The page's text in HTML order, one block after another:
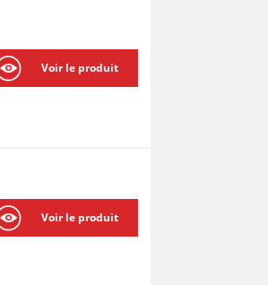
Voir le produit
Voir le produit